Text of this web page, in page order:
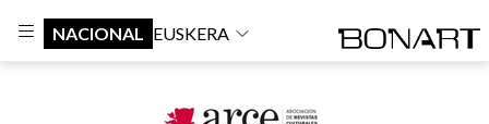
NACIONAL EUSKERA